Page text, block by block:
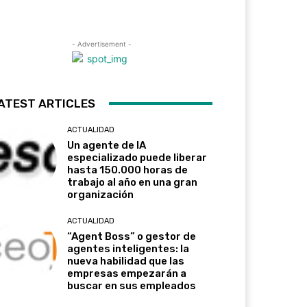
- Advertisement -
ARTICLES
ACTUALIDAD
Un agente de IA
especializado puede liberar
hasta 150.000 horas de
trabajo al año en una gran
organización
ACTUALIDAD
“Agent Boss” o gestor de
agentes inteligentes: la
nueva habilidad que las
empresas empezarán a
buscar en sus empleados